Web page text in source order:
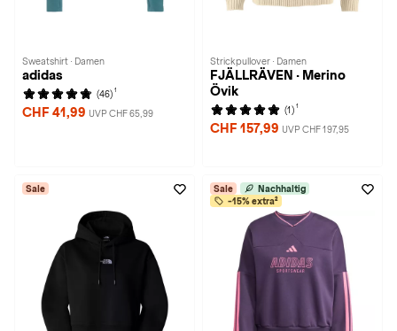
Sweatshirt · Damen
adidas
(46) 1
CHF 41,99 UVP CHF 65,99
Strickpullover · Damen
FJÄLLRÄVEN · Merino
Övik
(1) 1
CHF 157,99 UVP CHF 197,95
Sale Sale
Nachhaltig
-15% extra²